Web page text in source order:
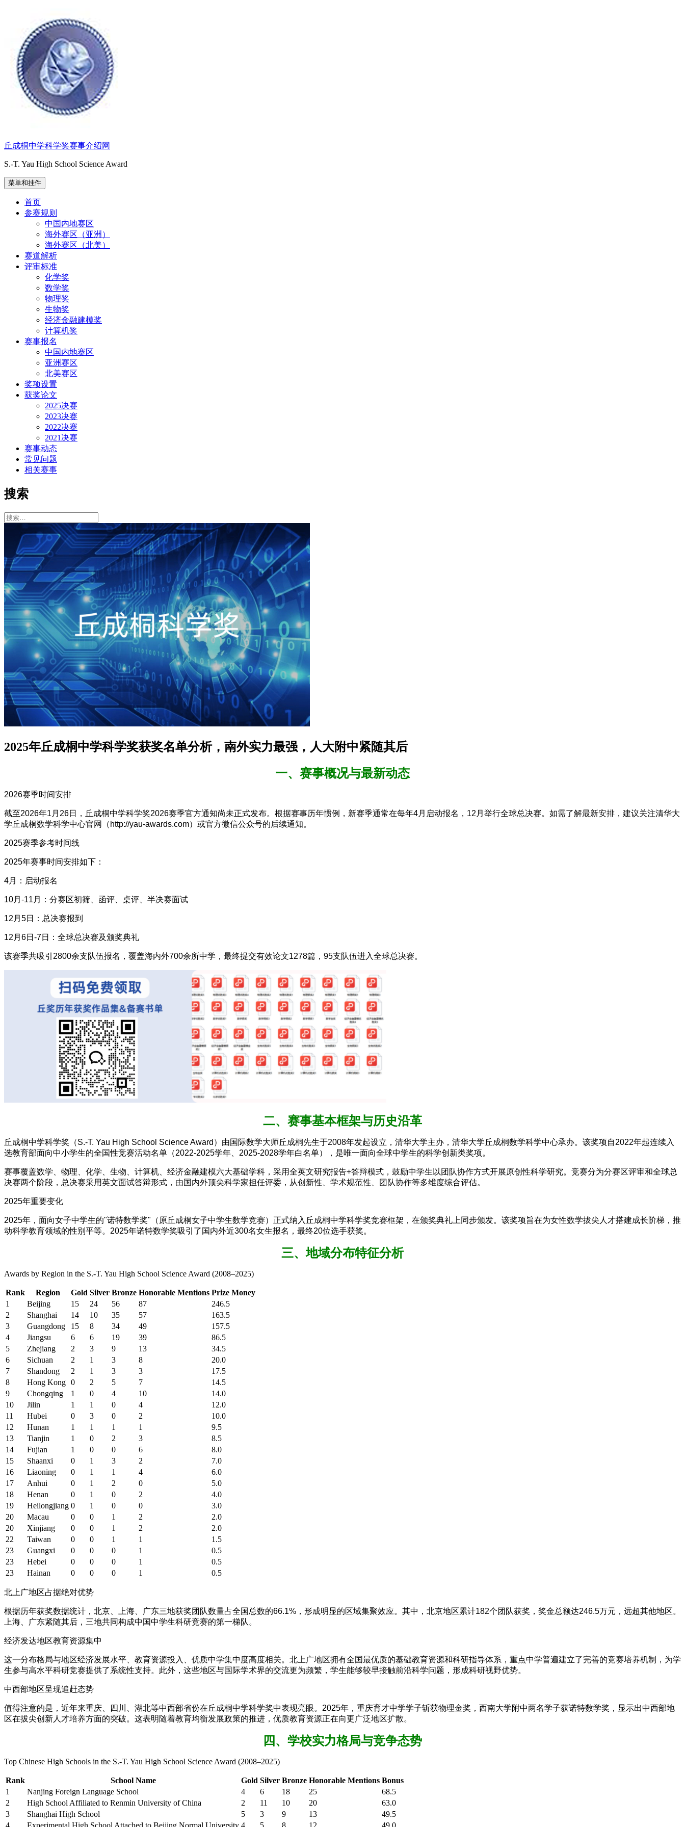
丘成桐中学科学奖赛事介绍网
S.-T. Yau High School Science Award
菜单和挂件
首页
参赛规则
中国内地赛区
海外赛区（亚洲）
海外赛区（北美）
赛道解析
评审标准
化学奖
数学奖
物理奖
生物奖
经济金融建模奖
计算机奖
赛事报名
中国内地赛区
亚洲赛区
北美赛区
奖项设置
获奖论文
2025决赛
2023决赛
2022决赛
2021决赛
赛事动态
常见问题
相关赛事
搜索
搜
2025年丘成桐中学科学奖获奖名单分析，南外实力最强，人大附中紧随其后
一、赛事概况与最新动态
2026赛季时间安排​
截至2026年1月26日，丘成桐中学科学奖2026赛季官方通知尚未正式发布。根据赛事历年惯例，新赛季通常在每年4月启动报名，12月举行全球总决赛。如需了解最新安排，建议关注清华大
学丘成桐数学科学中心官网（http://yau-awards.com）或官方微信公众号的后续通知。
2025赛季参考时间线​
2025年赛事时间安排如下：
4月：启动报名
10月-11月：分赛区初筛、函评、桌评、半决赛面试
12月5日：总决赛报到
12月6日-7日：全球总决赛及颁奖典礼
该赛季共吸引2800余支队伍报名，覆盖海内外700余所中学，最终提交有效论文1278篇，95支队伍进入全球总决赛。
二、赛事基本框架与历史沿革
丘成桐中学科学奖（S.-T. Yau High School Science Award）由国际数学大师丘成桐先生于2008年发起设立，清华大学主办，清华大学丘成桐数学科学中心承办。该奖项自2022年起连续入
选教育部面向中小学生的全国性竞赛活动名单（2022-2025学年、2025-2028学年白名单），是唯一面向全球中学生的科学创新类奖项。
赛事覆盖数学、物理、化学、生物、计算机、经济金融建模六大基础学科，采用全英文研究报告+答辩模式，鼓励中学生以团队协作方式开展原创性科学研究。竞赛分为分赛区评审和全球总
决赛两个阶段，总决赛采用英文面试答辩形式，由国内外顶尖科学家担任评委，从创新性、学术规范性、团队协作等多维度综合评估。
2025年重要变化​
2025年，面向女子中学生的"诺特数学奖"（原丘成桐女子中学生数学竞赛）正式纳入丘成桐中学科学奖竞赛框架，在颁奖典礼上同步颁发。该奖项旨在为女性数学拔尖人才搭建成长阶梯，推
动科学教育领域的性别平等。2025年诺特数学奖吸引了国内外近300名女生报名，最终20位选手获奖。
三、地域分布特征分析
Awards by Region in the S.-T. Yau High School Science Award (2008–2025)
Rank Region Gold Silver Bronze Honorable Mentions Prize Money
1
Beijing 15 24 56 87
246.5
2
Shanghai 14 10 35 57
163.5
3
Guangdong 15 8 34 49
157.5
4
Jiangsu 6 6 19 39
86.5
5
Zhejiang 2 3 9 13
34.5
6
Sichuan 2 1 3 8
20.0
7
Shandong 2 1 3 3
17.5
8
Hong Kong 0 2 5 7
14.5
9
Chongqing 1 0 4 10
14.0
10
Jilin 1 1 0 4
12.0
11
Hubei 0 3 0 2
10.0
12
Hunan 1 1 1 1
9.5
13
Tianjin 1 0 2 3
8.5
14
Fujian 1 0 0 6
8.0
15
Shaanxi 0 1 3 2
7.0
16
Liaoning 0 1 1 4
6.0
17
Anhui 0 1 2 0
5.0
18
Henan 0 1 0 2
4.0
19
Heilongjiang 0 1 0 0
3.0
20
Macau 0 0 1 2
2.0
20
Xinjiang 0 0 1 2
2.0
22
Taiwan 0 0 1 1
1.5
23
Guangxi 0 0 0 1
0.5
23
Hebei 0 0 0 1
0.5
23
Hainan 0 0 0 1 0.5
北上广地区占据绝对优势​
根据历年获奖数据统计，北京、上海、广东三地获奖团队数量占全国总数的66.1%，形成明显的区域集聚效应。其中，北京地区累计182个团队获奖，奖金总额达246.5万元，远超其他地区。
上海、广东紧随其后，三地共同构成中国中学生科研竞赛的第一梯队。
经济发达地区教育资源集中​
这一分布格局与地区经济发展水平、教育资源投入、优质中学集中度高度相关。北上广地区拥有全国最优质的基础教育资源和科研指导体系，重点中学普遍建立了完善的竞赛培养机制，为学
生参与高水平科研竞赛提供了系统性支持。此外，这些地区与国际学术界的交流更为频繁，学生能够较早接触前沿科学问题，形成科研视野优势。
中西部地区呈现追赶态势​
值得注意的是，近年来重庆、四川、湖北等中西部省份在丘成桐中学科学奖中表现亮眼。2025年，重庆育才中学学子斩获物理金奖，西南大学附中两名学子获诺特数学奖，显示出中西部地
区在拔尖创新人才培养方面的突破。这表明随着教育均衡发展政策的推进，优质教育资源正在向更广泛地区扩散。
四、学校实力格局与竞争态势
Top Chinese High Schools in the S.-T. Yau High School Science Award (2008–2025)
Rank School Name Gold Silver Bronze Honorable Mentions Bonus
1
Nanjing Foreign Language School 4 6 18 25
68.5
2
High School Affiliated to Renmin University of China 2 11 10 20
63.0
3
Shanghai High School 5 3 9 13
49.5
4
Experimental High School Attached to Beijing Normal University 4 5 8 12 49.0